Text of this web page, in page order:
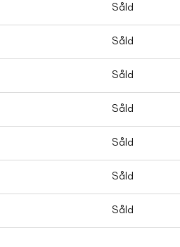
Såld
Såld
Såld
Såld
Såld
Såld
Såld